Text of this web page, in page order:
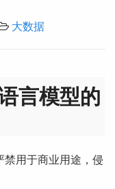
大数据
言模型的
禁用于商业用途，侵